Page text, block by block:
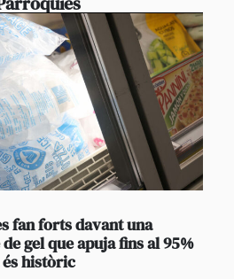
fan forts davant una
gel que apuja fins al 95%
històric